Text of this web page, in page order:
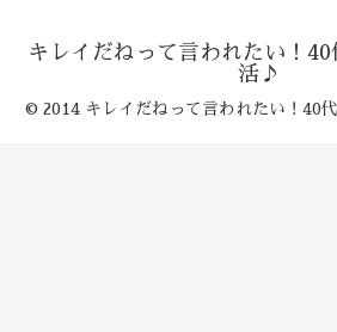
キレイだねって言われたい！
活♪
© 2014 キレイだねって言われたい！40